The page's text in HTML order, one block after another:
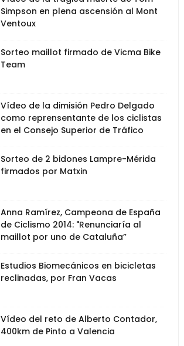
Simpson en plena ascensión al Mont
Ventoux
Sorteo maillot firmado de Vicma Bike
Team
Vídeo de la dimisión Pedro Delgado
como reprensentante de los ciclistas
en el Consejo Superior de Tráfico
Sorteo de 2 bidones Lampre-Mérida
firmados por Matxin
Anna Ramírez, Campeona de España
de Ciclismo 2014: "Renunciaría al
maillot por uno de Cataluña”
Estudios Biomecánicos en bicicletas
reclinadas, por Fran Vacas
Vídeo del reto de Alberto Contador,
400km de Pinto a Valencia